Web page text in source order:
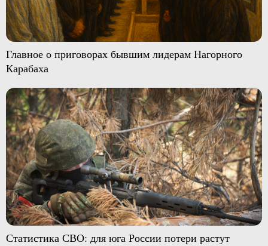
Главное о приговорах бывшим лидерам Нагорного
Карабаха
Статистика СВО: для юга России потери растут